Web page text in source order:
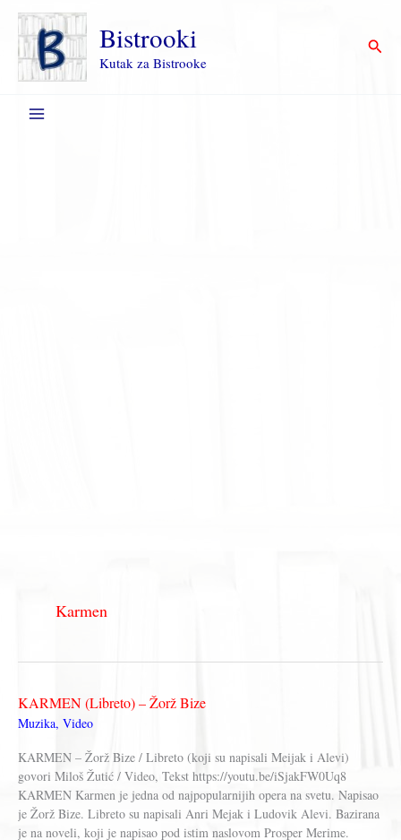
Пређи
садржај
Bistrooki
Kutak za Bistrooke
Karmen
KARMEN (Libreto) – Žorž Bize
Muzika, Video
KARMEN – Žorž Bize / Libreto (koji su napisali Meijak i Alevi)
govori Miloš Žutić / Video, Tekst https://youtu.be/iSjakFW0Uq8
KARMEN Karmen je jedna od najpopularnijih opera na svetu. Napisao
je Žorž Bize. Libreto su napisali Anri Mejak i Ludovik Alevi. Bazirana
je na noveli, koji je napisao pod istim naslovom Prosper Merime.